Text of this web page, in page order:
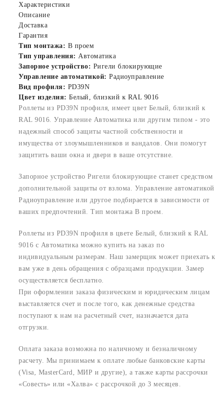
Характеристики
Описание
Доставка
Гарантия
Тип монтажа: В проем
Тип управления: Автоматика
Запорное устройство: Ригели блокирующие
Управление автоматикой: Радиоуправление
Вид профиля: PD39N
Цвет изделия: Белый, близкий к RAL 9016
Роллеты из PD39N профиля, имеет цвет Белый, близкий к
RAL 9016. Управление Автоматика или другим типом - это
надежный способ защиты частной собственности и
имущества от злоумышленников и вандалов. Они помогут
защитить ваши окна и двери в ваше отсутствие.
Запорное устройство Ригели блокирующие станет средством
дополнительной защиты от взлома. Управление автоматикой
Радиоуправление или другое подбирается в зависимости от
ваших предпочтений. Тип монтажа В проем.
Роллеты из PD39N профиля в цвете Белый, близкий к RAL
9016 с Автоматика можно купить на заказ по
индивидуальным размерам. Наш замерщик может приехать к
вам уже в день обращения с образцами продукции. Замер
осуществляется бесплатно.
При оформлении заказа физическим и юридическим лицам
выставляется счет и после того, как денежные средства
поступают к нам на расчетный счет, назначается дата
отгрузки.
Оплата заказа возможна по наличному и безналичному
расчету. Мы принимаем к оплате любые банковские карты
(Visa, MasterCard, МИР и другие), а также карты рассрочки
«Совесть» или «Халва» с рассрочкой до 3 месяцев.